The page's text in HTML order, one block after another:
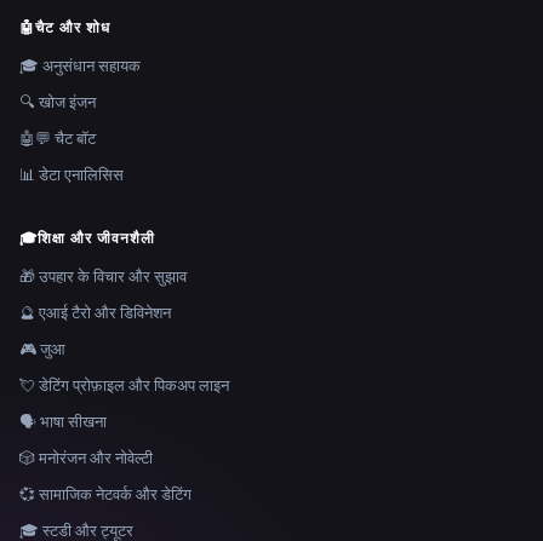
🤖चैट और शोध
🎓 अनुसंधान सहायक
🔍 खोज इंजन
🤖💬 चैट बॉट
📊 डेटा एनालिसिस
🎓शिक्षा और जीवनशैली
🎁 उपहार के विचार और सुझाव
🔮 एआई टैरो और डिविनेशन
🎮 जुआ
💘 डेटिंग प्रोफ़ाइल और पिकअप लाइन
🗣️ भाषा सीखना
🎲 मनोरंजन और नोवेल्टी
💞 सामाजिक नेटवर्क और डेटिंग
🎓 स्टडी और ट्यूटर